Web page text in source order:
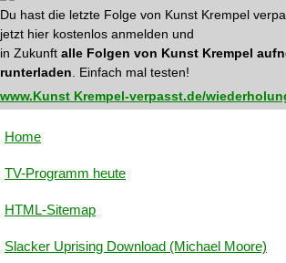
Du hast die letzte Folge von Kunst Krempel
jetzt hier kostenlos anmelden und
in Zukunft alle Folgen von Kunst Krempel
runterladen . Einfach mal testen!
www.Kunst Krempel-verpasst.de/
Home
TV-Programm heute
HTML-Sitemap
Slacker Uprising Download (Michael Moore)